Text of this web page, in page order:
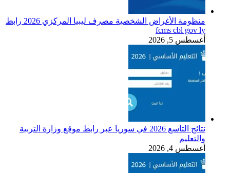
منظومة الأغراض الشخصية مصرف ليبيا المركزي 2026 رابط
fcms cbl gov ly
أغسطس 5, 2026
نتائج التاسع 2026 في سوريا عبر رابط موقع وزارة التربية
والتعليم
أغسطس 4, 2026